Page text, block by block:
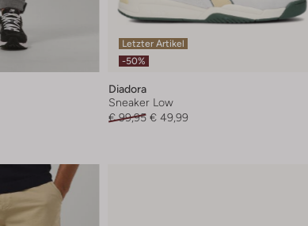
Letzter Artikel
-50%
Diadora
Sneaker Low
€ 99,95 € 49,99